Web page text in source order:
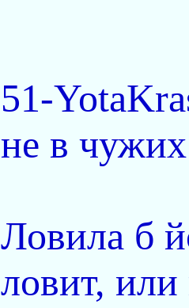
51-
не в
Ловила б
ловит, или